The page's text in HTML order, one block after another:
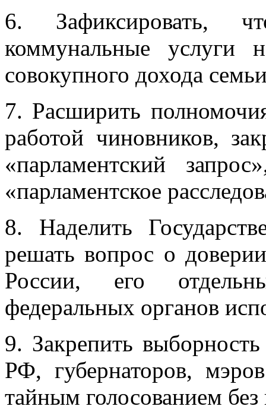
6. Зафиксировать,
коммунальные услуги
совокупного дохода
7. Расширить
работой чиновников,
«парламентский
«парламентское
8. Наделить
решать вопрос о
России, его
федеральных органов
9. Закрепить
РФ, губернаторов,
тайным голосованием